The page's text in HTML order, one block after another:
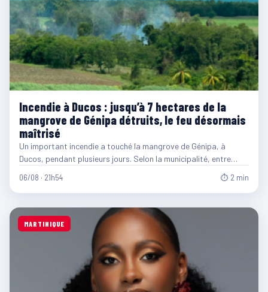
Incendie à Ducos : jusqu’à 7 hectares de la
mangrove de Génipa détruits, le feu désormais
maîtrisé
Un important incendie a touché la mangrove de Génipa, à
Ducos, pendant plusieurs jours. Selon la municipalité, entre…
06/08 · 21h54 ⏱ 2 min
MARTINIQUE